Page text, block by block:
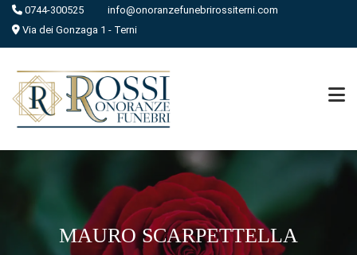
0744-300525
info@onoranzefunebrirossiterni.com
Via dei Gonzaga 1 - Terni
MAURO SCARPETTELLA